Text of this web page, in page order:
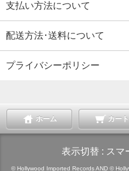
支払い方法について
配送方法･送料について
プライバシーポリシー
ホーム カート
表示切替 : スマ
© Hollywood Imported Records AND ©